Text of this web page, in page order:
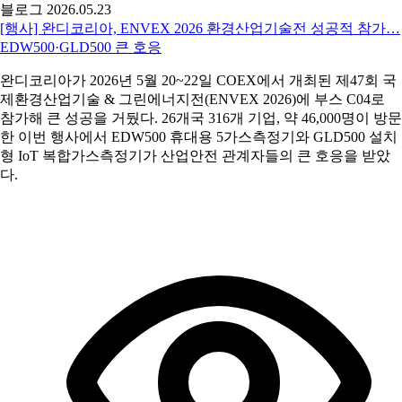
블로그 2026.05.23
[행사] 완디코리아, ENVEX 2026 환경산업기술전 성공적 참가…
EDW500·GLD500 큰 호응
완디코리아가 2026년 5월 20~22일 COEX에서 개최된 제47회 국
제환경산업기술 & 그린에너지전(ENVEX 2026)에 부스 C04로
참가해 큰 성공을 거뒀다. 26개국 316개 기업, 약 46,000명이 방문
한 이번 행사에서 EDW500 휴대용 5가스측정기와 GLD500 설치
형 IoT 복합가스측정기가 산업안전 관계자들의 큰 호응을 받았
다.